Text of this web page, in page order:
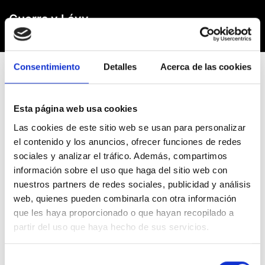
Consentimiento Detalles Acerca de las cookies
Esta página web usa cookies
Las cookies de este sitio web se usan para personalizar
el contenido y los anuncios, ofrecer funciones de redes
sociales y analizar el tráfico. Además, compartimos
información sobre el uso que haga del sitio web con
nuestros partners de redes sociales, publicidad y análisis
web, quienes pueden combinarla con otra información
que les haya proporcionado o que hayan recopilado a
partir del uso que haya hecho de sus servicios.
Guerra y Lévy
Áreas de trabajo
Estas son las áreas de trabajo en las que estamos
especializados:
Derecho Civil